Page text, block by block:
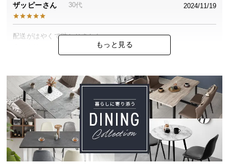
商
品
の
い
て
小
型
商
品
ザッピー 30代 2024/11/19
配送がはやくて助かりました。
座り心地もよくて満足です。
いわ 2024/11/09
可愛くて座り心地抜群！
買って大正解でした。
ソファ下の掃除もしやすくてお手入れもラクラク！
もっと見る